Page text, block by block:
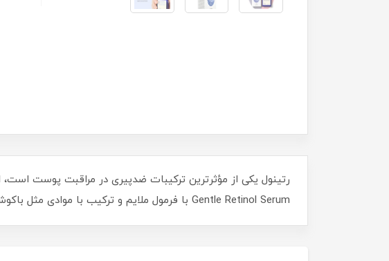
Gentle Retinol Serum با فرمول ملایم و ترکیب با موادی مثل باکوشیول طراحی شده تا اثرات رتینول را با تحریک کمتر بر پوست فراهم کند.